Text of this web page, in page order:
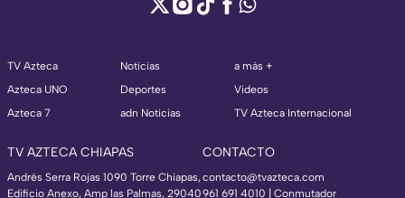
TV Azteca
Azteca UNO
Azteca 7
Noticias
Deportes
adn Noticias
a más +
Videos
TV Azteca Internacional
TV AZTECA CHIAPAS
Andrés Serra Rojas 1090 Torre Chiapas,
Edificio Anexo, Amp las Palmas, 29040
CONTACTO
contacto@tvazteca.com
961 691 4010 | Conmutador